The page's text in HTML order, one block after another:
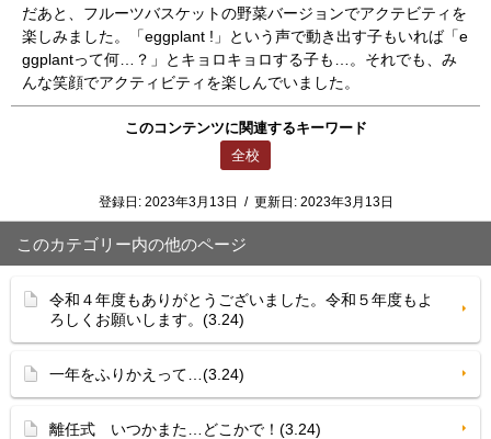
だあと、フルーツバスケットの野菜バージョンでアクテビティを
楽しみました。「eggplant !」という声で動き出す子もいれば「e
ggplantって何…？」とキョロキョロする子も…。それでも、み
んな笑顔でアクティビティを楽しんでいました。
このコンテンツに関連するキーワード
全校
登録日: 2023年3月13日 / 更新日: 2023年3月13日
このカテゴリー内の他のページ
令和４年度もありがとうございました。令和５年度もよ
ろしくお願いします。(3.24)
一年をふりかえって…(3.24)
離任式 いつかまた…どこかで！(3.24)